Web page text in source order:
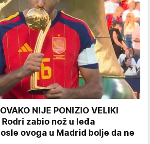
NIJE PONIZIO VELIKI
Rodri zabio nož u leđa
ovoga u Madrid bolje da ne